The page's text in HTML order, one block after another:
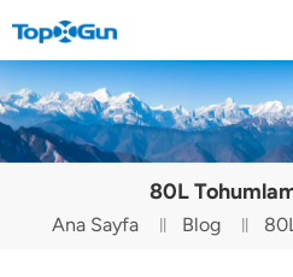
BİZE ULAŞIN
English
Español
80L
Ana Sayfa Blog